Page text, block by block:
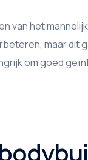
van het
maar dit
om goed